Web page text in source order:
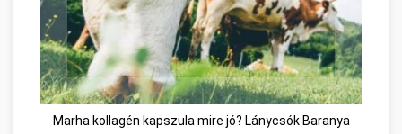
Marha kollagén kapszula mire jó? Lánycsók Baranya